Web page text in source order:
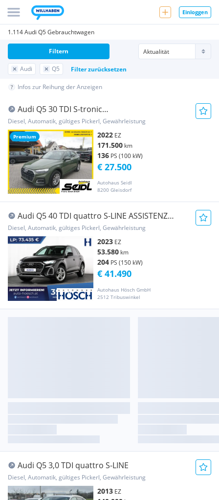
Einloggen
1.114 Audi Q5 Gebrauchtwagen
Audi Q5 Filter zurücksetzen
Filtern
Infos zur Reihung der Anzeigen
Premium
Audi Q5 30 TDI S-tronic
*MATRIX+LEDER+VIRTUAL*
Diesel, Automatik, gültiges Pickerl, Gewährleistung
2022 EZ
171.500 km
136 PS (100 kW)
Autohaus Seidl
8200 Gleisdorf
€ 27.500
Audi Q5 40 TDI quattro S-LINE ASSISTENZ
KAMERA VIRTU...
Diesel, Automatik, gültiges Pickerl, Gewährleistung
2023 EZ
53.580 km
204 PS (150 kW)
Autohaus Hösch GmbH
2512 Tribuswinkel
€ 41.490
Audi Q5 3,0 TDI quattro S-LINE
Diesel, Automatik, gültiges Pickerl, Gewährleistung
2013 EZ